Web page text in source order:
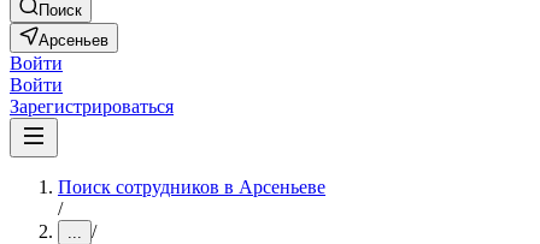
Поиск
Арсеньев
Войти
Войти
Зарегистрироваться
Поиск сотрудников в Арсеньеве
/
... /